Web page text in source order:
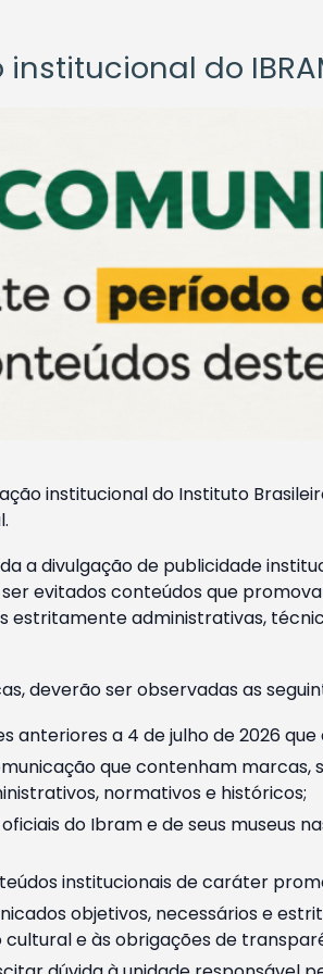
do
institucional do Instituto
a divulgação de publicidade
evitados conteúdos que
administrativas,
deverão ser observadas as
a 4 de julho de 2026
que contenham
normativos e históricos;
do Ibram e de seus museus
institucionais de caráter
objetivos, necessários e
e às obrigações de